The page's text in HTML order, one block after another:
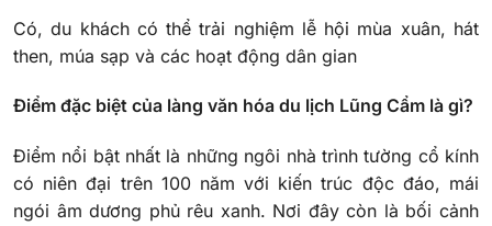
Có, du khách có thể trải nghiệm lễ hội mùa xuân, hát
then, múa sạp và các hoạt động dân gian
Điểm đặc biệt của làng văn hóa du lịch Lũng Cẩm là gì?
Điểm nổi bật nhất là những ngôi nhà trình tường cổ kính
có niên đại trên 100 năm với kiến trúc độc đáo, mái
ngói âm dương phủ rêu xanh. Nơi đây còn là bối cảnh